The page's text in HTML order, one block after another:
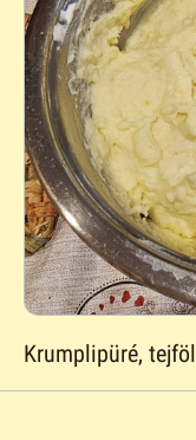
Krumplipüré,